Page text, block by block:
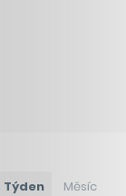
Týden Měsíc